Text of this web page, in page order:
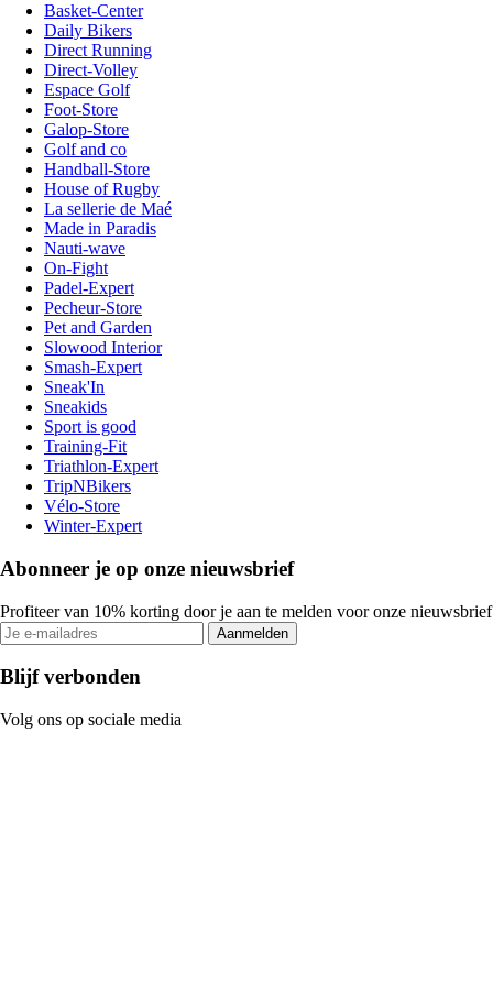
Basket-Center
Daily Bikers
Direct Running
Direct-Volley
Espace Golf
Foot-Store
Galop-Store
Golf and co
Handball-Store
House of Rugby
La sellerie de Maé
Made in Paradis
Nauti-wave
On-Fight
Padel-Expert
Pecheur-Store
Pet and Garden
Slowood Interior
Smash-Expert
Sneak'In
Sneakids
Sport is good
Training-Fit
Triathlon-Expert
TripNBikers
Vélo-Store
Winter-Expert
Abonneer je op onze nieuwsbrief
Profiteer van 10% korting door je aan te melden voor onze nieuwsbrief
Aanmelden
Blijf verbonden
Volg ons op sociale media